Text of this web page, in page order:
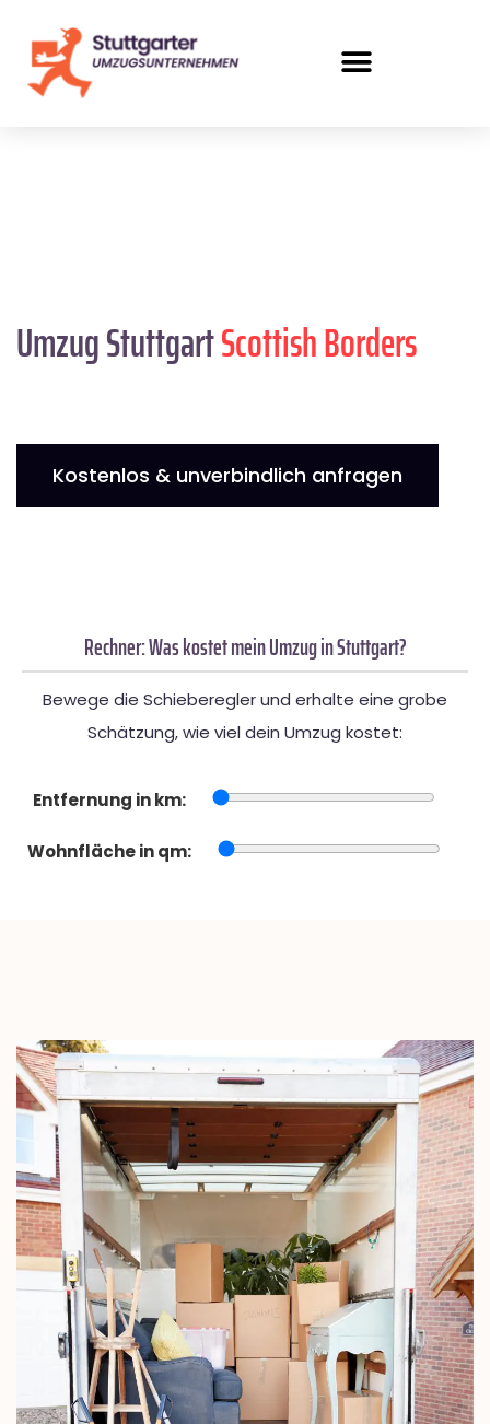
Umzug StuttgartScottish Borders
Kostenlos & unverbindlich anfragen
Rechner: Was kostet mein Umzug in Stuttgart?
Bewege die Schieberegler und erhalte eine grobe
Schätzung, wie viel dein Umzug kostet:
Entfernung in km:
Wohnfläche in qm: